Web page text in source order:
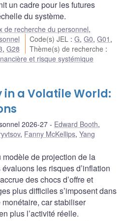
un cadre pour les futures
du système.
de recherche du personnel,
Code(s) JEL :G,G0,G01 ,
, G28 Thème(s) de recherche :
et risque systémique
in a Volatile World:
2026-27 Edward Booth,
, Fanny McKellips, Yang
modèle de projection de la
les risques d’inflation
des chocs d’offre et
plus difficiles s’imposent dans
car stabiliser
plus l’activité réelle.